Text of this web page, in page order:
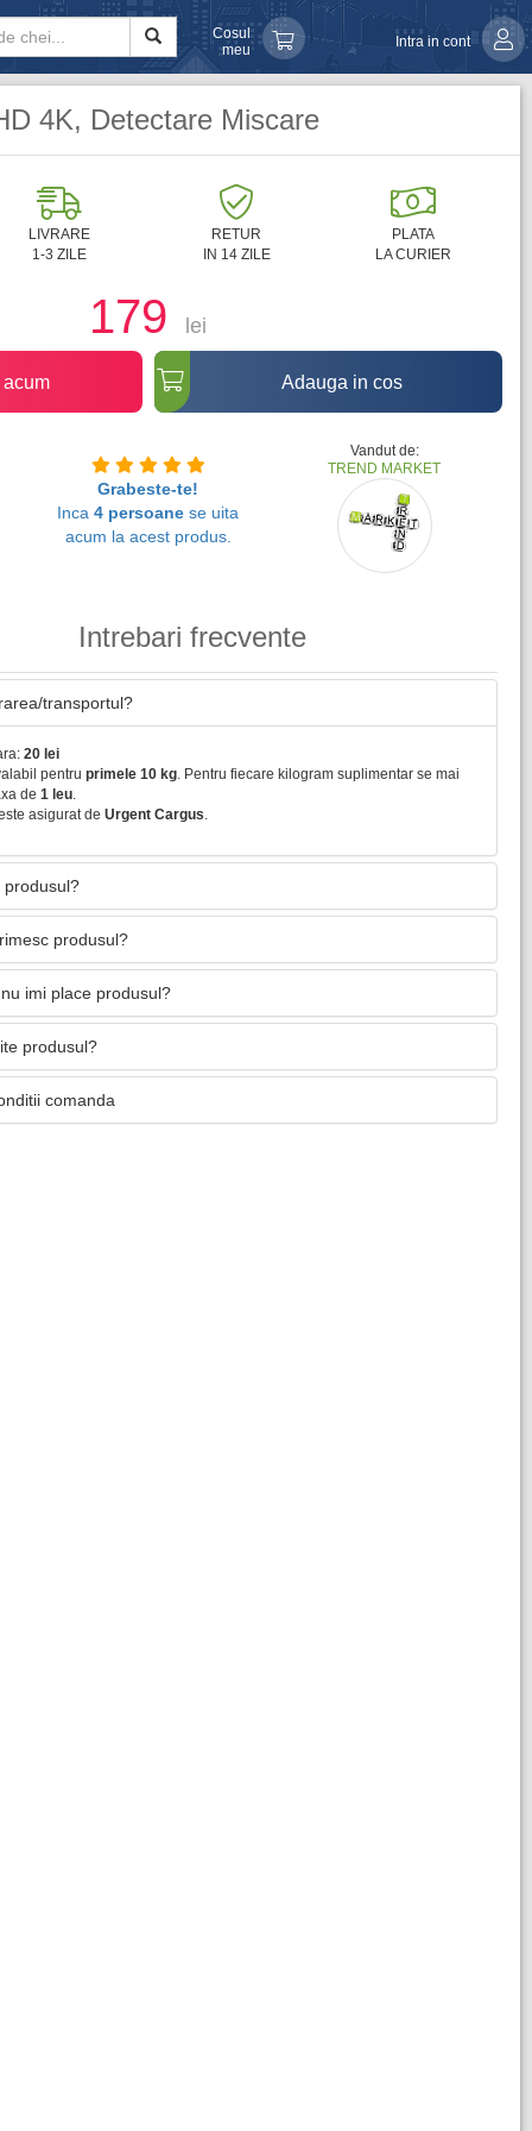
Cosul
meu
Intra in cont
4K, Detectare Miscare
LIVRARE
1-3 ZILE
RETUR
IN 14 ZILE
PLATA
LA CURIER
179 lei
Adauga in cos
Grabeste-te!
Inca4 persoane se uita
acum la acest produs.
Vandut de:
TREND MARKET
Intrebari frecvente
transportul?
20 lei
pentru primele 10 kg. Pentru fiecare kilogram suplimentar se mai
de 1 leu.
asigurat de Urgent Cargus.
produsul?
produsul?
imi place produsul?
produsul?
comanda